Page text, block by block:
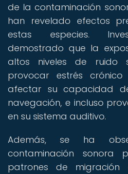
de la contaminación
han revelado efectos
estas especies.
demostrado que la
altos niveles de ruido
provocar estrés
afectar su capacidad
navegación, e incluso
en su sistema auditivo.
Además, se ha
contaminación sonora
patrones de migración